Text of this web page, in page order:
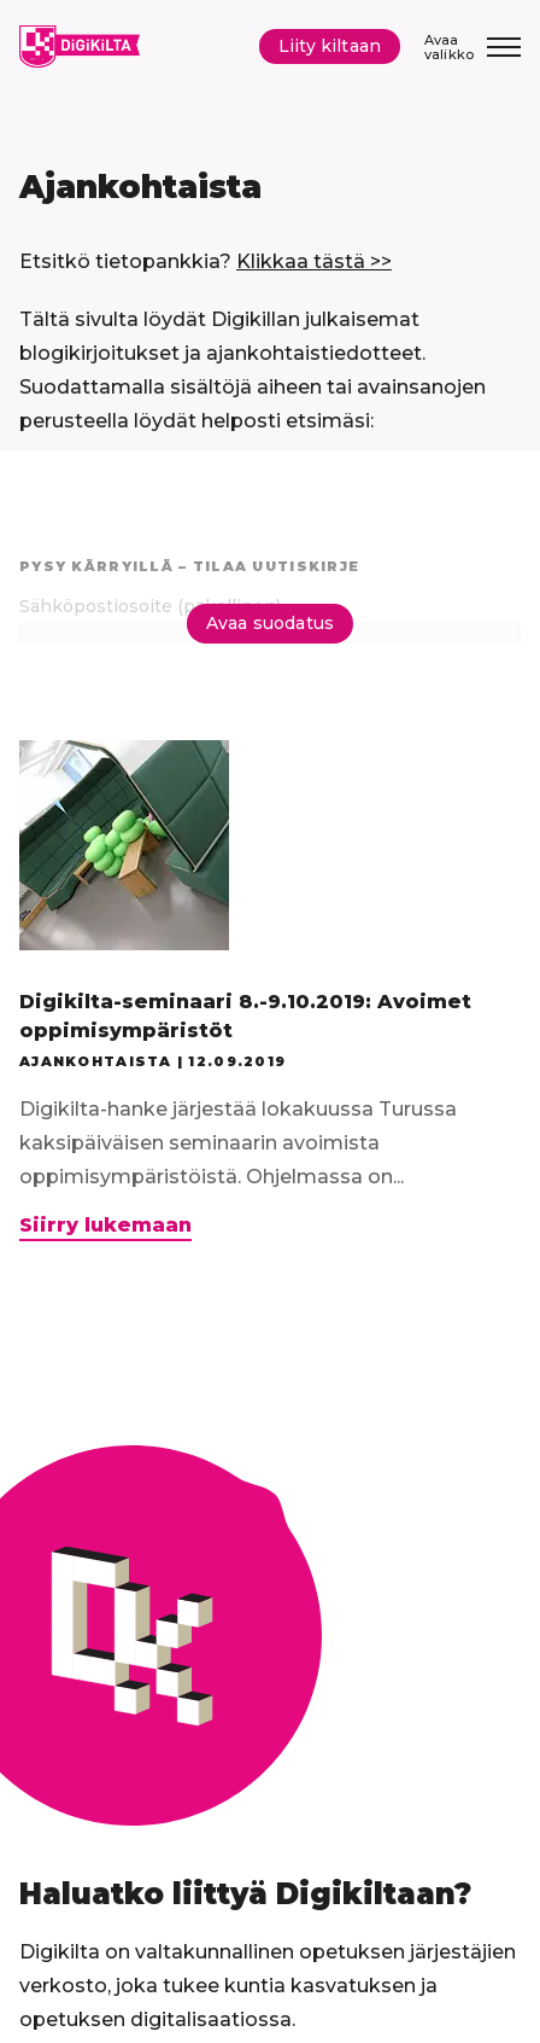
sisältöön
Avaa
valikko
Liity kiltaan
Ajankohtaista
Etsitkö tietopankkia? Klikkaa tästä >>
Tältä sivulta löydät Digikillan julkaisemat
blogikirjoitukset ja ajankohtaistiedotteet.
Suodattamalla sisältöjä aiheen tai avainsanojen
perusteella löydät helposti etsimäsi:
PYSY KÄRRYILLÄ – TILAA UUTISKIRJE
Sähköpostiosoite (pakollinen)
Avaa suodatus
Digikilta-seminaari 8.-9.10.2019: Avoimet
oppimisympäristöt
AJANKOHTAISTA |12.09.2019
Digikilta-hanke järjestää lokakuussa Turussa
kaksipäiväisen seminaarin avoimista
oppimisympäristöistä. Ohjelmassa on...
Siirry lukemaan
Haluatko liittyä Digikiltaan?
Digikilta on valtakunnallinen opetuksen järjestäjien
verkosto, joka tukee kuntia kasvatuksen ja
opetuksen digitalisaatiossa.